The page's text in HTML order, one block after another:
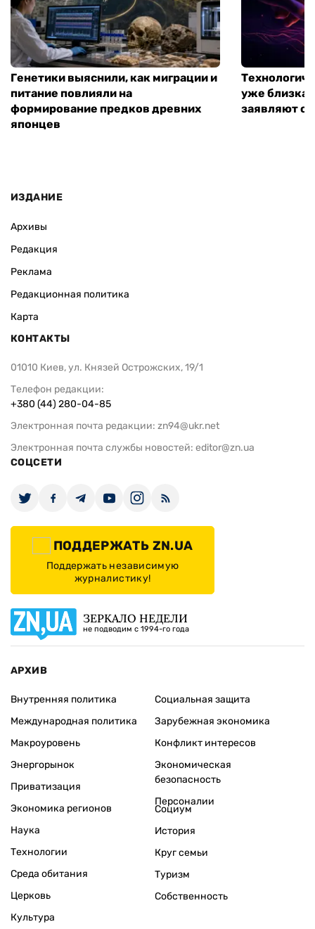
Генетики выяснили, как миграции и
питание повлияли на
формирование предков древних
японцев
уже близка:
заявляют о
ИЗДАНИЕ
Архивы
Редакция
Реклама
Редакционная политика
Карта
КОНТАКТЫ
01010 Киев, ул. Князей Острожских, 19/1
Телефон редакции:
+380 (44) 280-04-85
Электронная почта редакции: zn94@ukr.net
Электронная почта службы новостей: editor@zn.ua
СОЦСЕТИ
ПОДДЕРЖАТЬ ZN.UA
Поддержать независимую
журналистику!
ЗЕРКАЛО НЕДЕЛИ
не подводим с 1994-го года
АРХИВ
Внутренняя политика
Международная политика
Макроуровень
Энергорынок
Приватизация
Экономика регионов
Социальная защита
Зарубежная экономика
Конфликт интересов
Экономическая
безопасность
Персоналии
Наука
Технологии
Среда обитания
Церковь
Культура
Социум
История
Круг семьи
Туризм
Собственность